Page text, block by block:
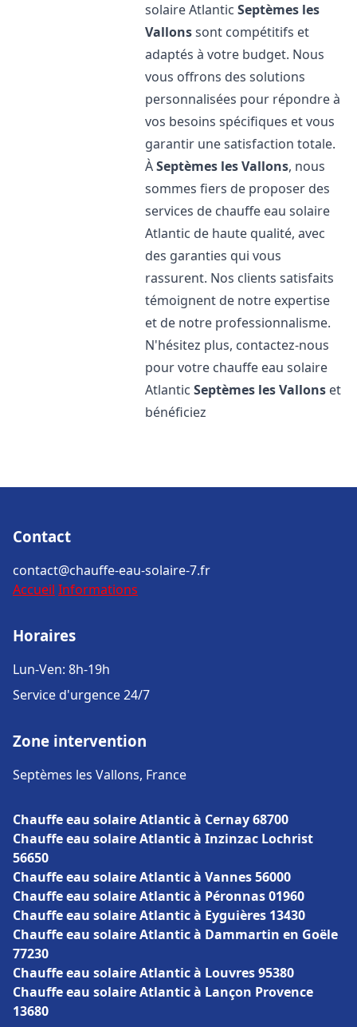
solaire AtlanticSeptèmes les
Vallonssont compétitifs et
adaptés à votre budget. Nous
vous offrons des solutions
personnalisées pour répondre à
vos besoins spécifiques et vous
garantir une satisfaction totale.
ÀSeptèmes les Vallons, nous
sommes fiers de proposer des
services de chauffe eau solaire
Atlantic de haute qualité, avec
des garanties qui vous
rassurent. Nos clients satisfaits
témoignent de notre expertise
et de notre professionnalisme.
N'hésitez plus, contactez-nous
pour votre chauffe eau solaire
AtlanticSeptèmes les Vallons et
bénéficiez
Contact
contact@chauffe-eau-solaire-7.fr
Accueil Informations
Horaires
Lun-Ven: 8h-19h
Service d'urgence 24/7
Zone intervention
Septèmes les Vallons, France
Chauffe eau solaire Atlantic à Cernay 68700
Chauffe eau solaire Atlantic à Inzinzac Lochrist
56650
Chauffe eau solaire Atlantic à Vannes 56000
Chauffe eau solaire Atlantic à Péronnas 01960
Chauffe eau solaire Atlantic à Eyguières 13430
Chauffe eau solaire Atlantic à Dammartin en Goële
77230
Chauffe eau solaire Atlantic à Louvres 95380
Chauffe eau solaire Atlantic à Lançon Provence
13680